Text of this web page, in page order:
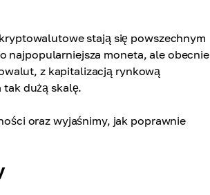
stają się powszechnym
najpopularniejsza moneta, ale obecnie
z kapitalizacją rynkową
dużą skalę.
oraz wyjaśnimy, jak poprawnie